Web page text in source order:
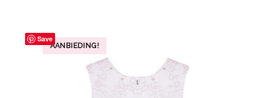
Save
AANBIEDING!